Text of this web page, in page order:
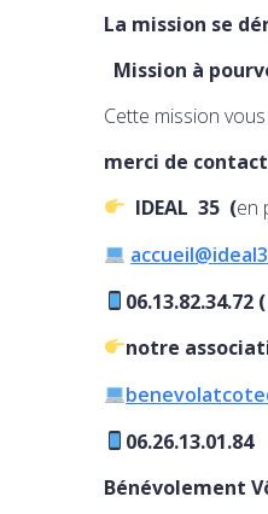
La mission se
Mission à
Cette mission
merci de
IDEAL 35 (en
06.13.82.34.72
notre
06.26.13.01.84
Bénévolement